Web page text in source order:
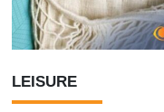
LEISURE